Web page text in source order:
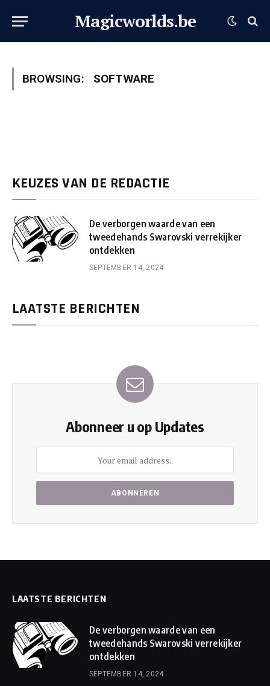
Magicworlds.be
BROWSING: SOFTWARE
KEUZES VAN DE REDACTIE
De verborgen waarde van een
tweedehands Swarovski verrekijker
ontdekken
SEPTEMBER 14, 2024
LAATSTE BERICHTEN
Abonneer u op Updates
LAATSTE BERICHTEN
De verborgen waarde van een
tweedehands Swarovski verrekijker
ontdekken
SEPTEMBER 14, 2024